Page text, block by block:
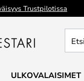
Trustpilotissa
ULKOVALAISIMET